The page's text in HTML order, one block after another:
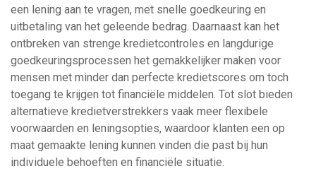
een lening aan te vragen, met snelle goedkeuring en
uitbetaling van het geleende bedrag. Daarnaast kan het
ontbreken van strenge kredietcontroles en langdurige
goedkeuringsprocessen het gemakkelijker maken voor
mensen met minder dan perfecte kredietscores om toch
toegang te krijgen tot financiële middelen. Tot slot bieden
alternatieve kredietverstrekkers vaak meer flexibele
voorwaarden en leningsopties, waardoor klanten een op
maat gemaakte lening kunnen vinden die past bij hun
individuele behoeften en financiële situatie.